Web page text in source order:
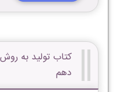
کتاب تولید به
دهم